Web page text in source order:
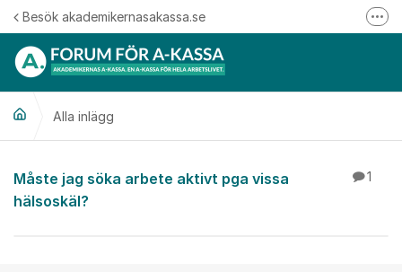
Hoppa till innehåll
Besök akademikernasakassa.se
Alla inlägg
Alla inlägg
Måste jag söka arbete aktivt pga vissa
hälsoskäl?
1